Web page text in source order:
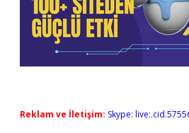
Reklam ve İletişim: Skype: